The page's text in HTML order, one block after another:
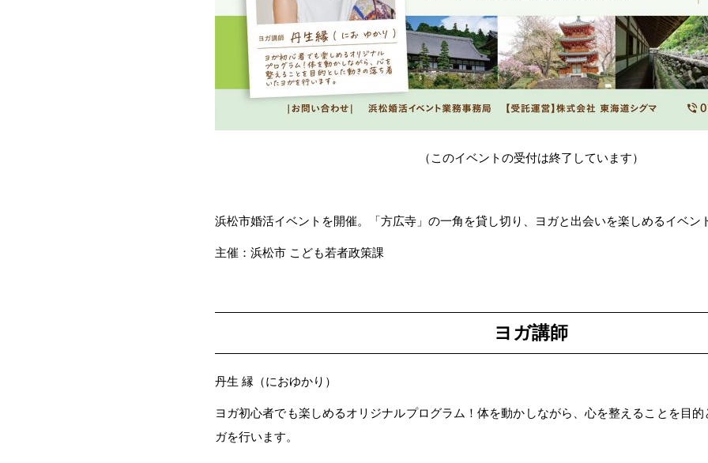
（このイベントの受付は終了しています）
浜松市婚活イベントを開催。「方広寺」の一角を貸し切り、ヨガと出会いを楽しめるイベン
主催：浜松市 こども若者政策課
ヨガ講師
丹生 縁（におゆかり）
ヨガ初心者でも楽しめるオリジナルプログラム！体を動かしながら、心を整えることを目
ガを行います。